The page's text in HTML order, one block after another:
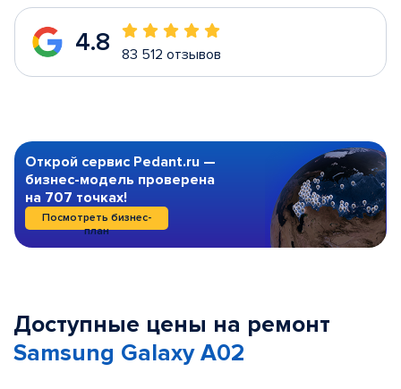
4.8 83 512 отзывов
Открой сервис Pedant.ru —
бизнес-модель проверена
на 707 точках!
Посмотреть бизнес-
план
Доступные цены на ремонт
Samsung Galaxy A02